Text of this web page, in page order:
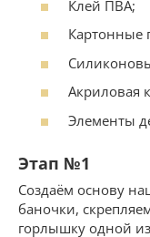
Клей ПВА;
Картонные
Акриловая
Элементы
Этап №1
Создаём основу
баночки,
горлышку одной